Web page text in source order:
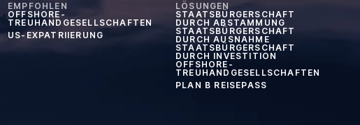
EMPFOHLEN
OFFSHORE-
TREUHANDGESELLSCHAFTEN
US-EXPATRIIERUNG
LÖSUNGEN
STAATSBÜRGERSCHAFT
DURCH ABSTAMMUNG
STAATSBÜRGERSCHAFT
DURCH AUSNAHME
STAATSBÜRGERSCHAFT
DURCH INVESTITION
OFFSHORE-
TREUHANDGESELLSCHAFTEN
PLAN B REISEPASS